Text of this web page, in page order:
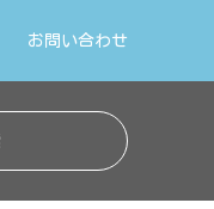
お問い合わせ